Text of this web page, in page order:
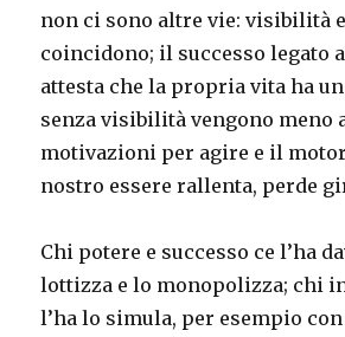
non ci sono altre vie: visibilità
coincidono; il successo legato
attesta che la propria vita ha
senza visibilità vengono meno
motivazioni per agire e il
nostro essere rallenta, perde
Chi potere e successo ce l’ha
lottizza e lo monopolizza; chi
l’ha lo simula, per esempio